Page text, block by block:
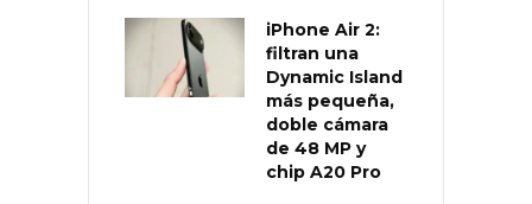
iPhone Air 2:
filtran una
Dynamic Island
más pequeña,
doble cámara
de 48 MP y
chip A20 Pro